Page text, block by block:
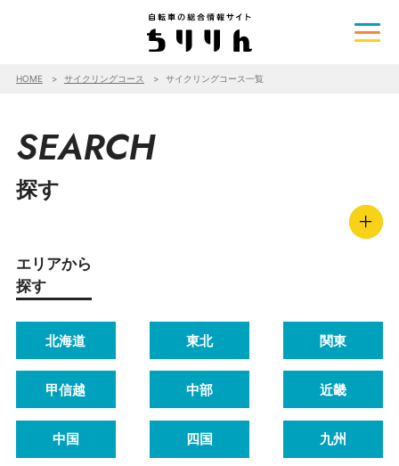
HOME サイクリングコース サイクリングコース一覧
SEARCH
探す
エリアから
探す
北海道 東北 関東
甲信越 中部 近畿
中国 四国 九州